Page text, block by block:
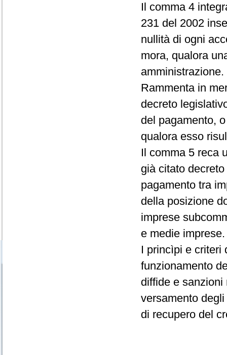
Il comma 4
231 del 2002
nullità di ogni
mora, qualora
amministrazione.
Rammenta in
decreto
del pagamento,
qualora esso
Il comma 5 reca
già citato
pagamento tra
della posizione
imprese
e medie imprese.
I princìpi e criteri
funzionamento
diffide e
versamento
di recupero del